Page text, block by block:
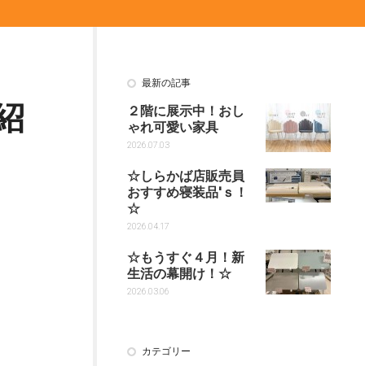
最新の記事
２階に展示中！おし
ゃれ可愛い家具
2026.07.03
☆しらかば店販売員
おすすめ寝装品'ｓ！
☆
2026.04.17
☆もうすぐ４月！新
生活の幕開け！☆
2026.03.06
カテゴリー